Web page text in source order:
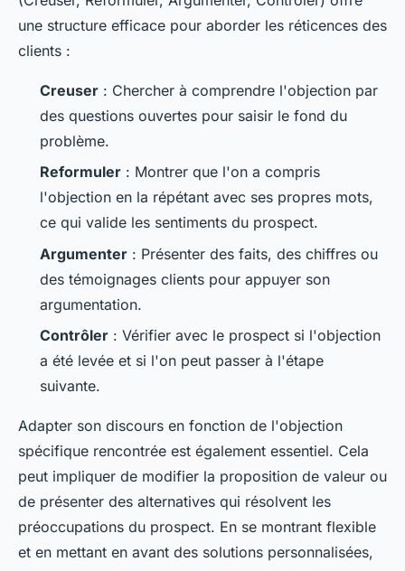
une structure efficace pour aborder les réticences des
clients :
Creuser : Chercher à comprendre l'objection par
des questions ouvertes pour saisir le fond du
problème.
Reformuler : Montrer que l'on a compris
l'objection en la répétant avec ses propres mots,
ce qui valide les sentiments du prospect.
Argumenter : Présenter des faits, des chiffres ou
des témoignages clients pour appuyer son
argumentation.
Contrôler : Vérifier avec le prospect si l'objection
a été levée et si l'on peut passer à l'étape
suivante.
Adapter son discours en fonction de l'objection
spécifique rencontrée est également essentiel. Cela
peut impliquer de modifier la proposition de valeur ou
de présenter des alternatives qui résolvent les
préoccupations du prospect. En se montrant flexible
et en mettant en avant des solutions personnalisées,